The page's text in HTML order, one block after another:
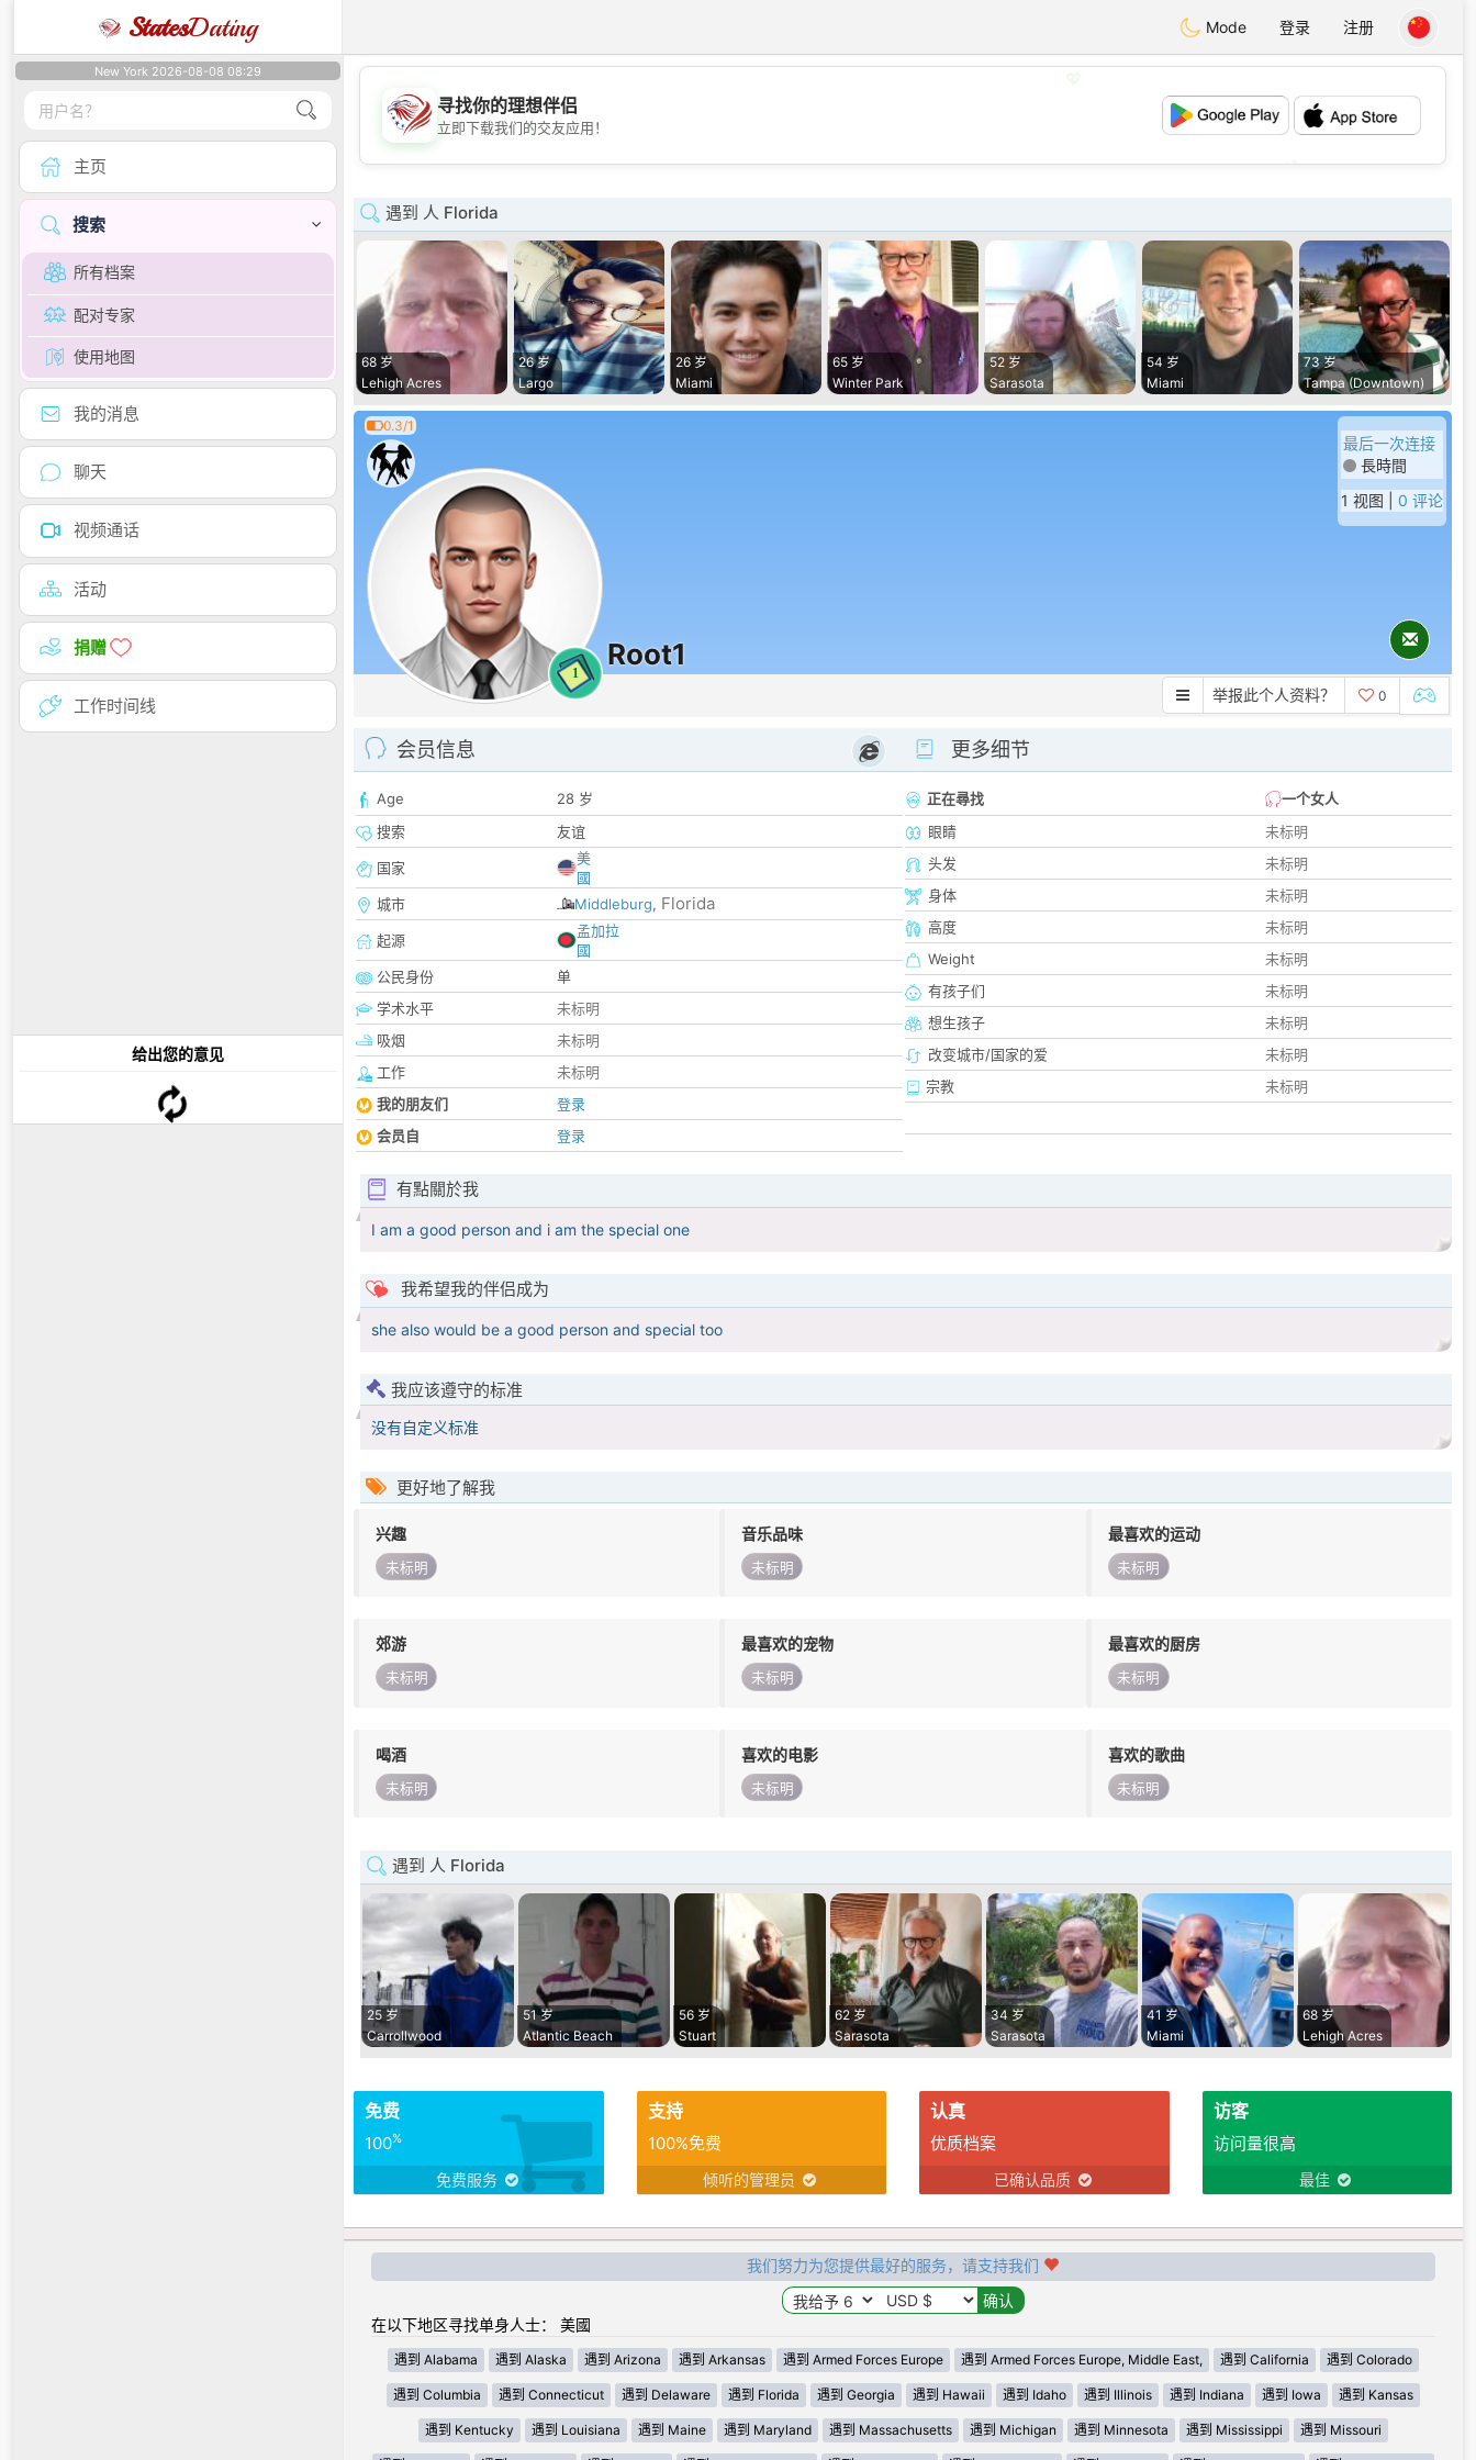
StatesDating Mode 登录 注册
New York 2026-08-08 08:29
主页
搜索
所有档案
配对专家
使用地图
我的消息
聊天
视频通话
活动
捐赠
工作时间线
给出您的意见
💖
💕
寻找你的理想伴侣
立即下载我们的交友应用！
遇到 人 Florida
68 岁
Lehigh Acres
26 岁
Largo
26 岁
Miami
65 岁
Winter Park
52 岁
Sarasota
54 岁
Miami
73 岁
Tampa (Downtown)
0.3/1
1
Root1
最后一次连接
長時間
1 视图 | 0 评论
举报此个人资料？ 0
会员信息
Age
28 岁
搜索
友谊
国家
美
國
城市
Middleburg, Florida
起源
孟加拉
國
公民身份
单
学术水平
未标明
吸烟
未标明
工作
未标明
我的朋友们
登录
会员自
登录
更多细节
正在尋找
一个女人
眼睛
未标明
头发
未标明
身体
未标明
高度
未标明
Weight
未标明
有孩子们
未标明
想生孩子
未标明
改变城市/国家的爱
未标明
宗教
未标明
有點關於我
I am a good person and i am the special one
我希望我的伴侣成为
she also would be a good person and special too
我应该遵守的标准
没有自定义标准
更好地了解我
兴趣
未标明
音乐品味
未标明
最喜欢的运动
未标明
郊游
未标明
最喜欢的宠物
未标明
最喜欢的厨房
未标明
喝酒
未标明
喜欢的电影
未标明
喜欢的歌曲
未标明
遇到 人 Florida
25 岁
Carrollwood
51 岁
Atlantic Beach
56 岁
Stuart
62 岁
Sarasota
34 岁
Sarasota
41 岁
Miami
68 岁
Lehigh Acres
免费
100%
免费服务
支持
100%免费
倾听的管理员
认真
优质档案
已确认品质
访客
访问量很高
最佳
我们努力为您提供最好的服务，请支持我们
在以下地区寻找单身人士： 美國
遇到 Alabama 遇到 Alaska 遇到 Arizona 遇到 Arkansas 遇到 Armed Forces Europe 遇到 Armed Forces Europe, Middle East, 遇到 California 遇到 Colorado
遇到 Columbia 遇到 Connecticut 遇到 Delaware 遇到 Florida 遇到 Georgia 遇到 Hawaii 遇到 Idaho 遇到 Illinois 遇到 Indiana 遇到 Iowa 遇到 Kansas
遇到 Kentucky 遇到 Louisiana 遇到 Maine 遇到 Maryland 遇到 Massachusetts 遇到 Michigan 遇到 Minnesota 遇到 Mississippi 遇到 Missouri